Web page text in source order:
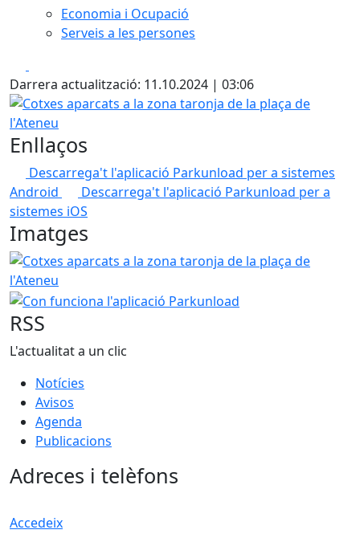
Economia i Ocupació
Serveis a les persones
Darrera actualització: 11.10.2024 | 03:06
Cotxes aparcats a la zona taronja de la plaça de l'Ateneu
Enllaços
Descarrega't l'aplicació Parkunload per a sistemes
Android
Descarrega't l'aplicació Parkunload per a
sistemes iOS
Imatges
Cotxes aparcats a la zona taronja de la plaça de l'Ateneu
Con funciona l'aplicació Parkunload
RSS
L'actualitat a un clic
Notícies
Avisos
Agenda
Publicacions
Adreces i telèfons
Accedeix